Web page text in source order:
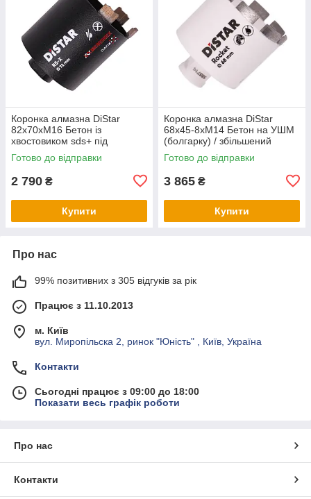
Коронка алмазна DiStar
82x70хМ16 Бетон із
хвостовиком sds+ під
свердло
Готово до відправки
2 790 ₴
Купити
Коронка алмазна DiStar
68х45-8хM14 Бетон на УШМ
(болгарку) / збільшений
ресурс 300+ отворів
Готово до відправки
3 865 ₴
Купити
Про нас
99% позитивних з 305 відгуків за рік
Працює з 11.10.2013
м. Київ
вул. Миропільска 2, ринок "Юність" , Київ, Україна
Контакти
Сьогодні працює з 09:00 до 18:00
Показати весь графік роботи
Про нас
Контакти